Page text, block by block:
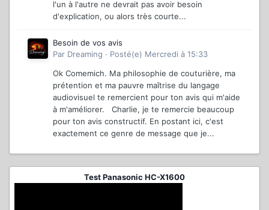
l'un à l'autre ne devrait pas avoir besoin
d'explication, ou alors très courte...
Besoin de vos avis
Par Dreaming · Posté(e) Mercredi à 15:33
Ok Comemich. Ma philosophie de couturière, ma
prétention et ma pauvre maîtrise du langage
audiovisuel te remercient pour ton avis qui m'aide
à m'améliorer. Charlie, je te remercie beaucoup
pour ton avis constructif. En postant ici, c'est
exactement ce genre de message que je...
Test Panasonic HC-X1600